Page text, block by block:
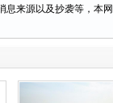
来源以及抄袭等，本